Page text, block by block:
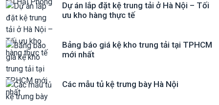
Dự án lắp đặt kệ trung tải ở Hà Nội – Tối
ưu kho hàng thực tế
Bảng báo giá kệ kho trung tải tại TPHCM
mới nhất
Các mẫu tủ kệ trưng bày Hà Nội